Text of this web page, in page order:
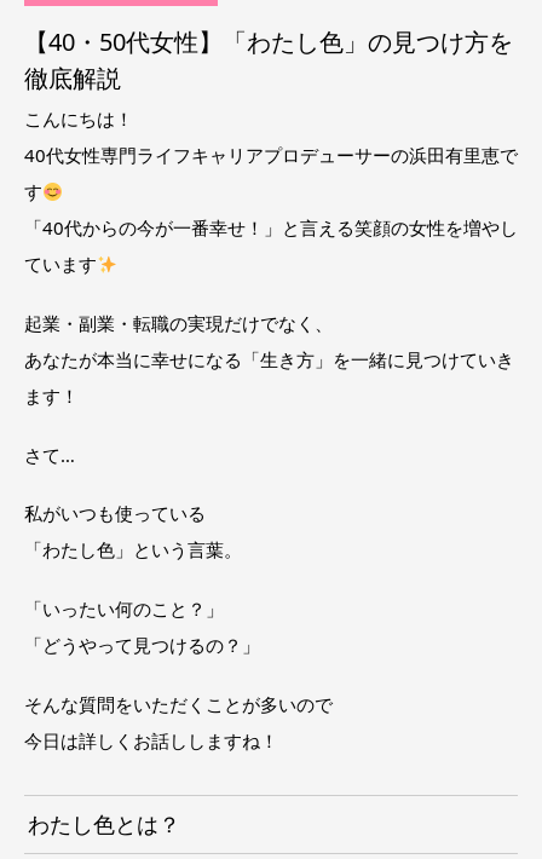
【40・50代女性】「わたし色」の見つけ方を
徹底解説
こんにちは！
40代女性専門ライフキャリアプロデューサーの浜田有里恵で
す
「40代からの今が一番幸せ！」と言える笑顔の女性を増やし
ています
起業・副業・転職の実現だけでなく、
あなたが本当に幸せになる「生き方」 を一緒に見つけていき
ます！
さて…
私がいつも使っている
「わたし色」という言葉。
「いったい何のこと？」
「どうやって見つけるの？」
そんな質問をいただくことが多いので
今日は詳しくお話ししますね！
わたし色とは？